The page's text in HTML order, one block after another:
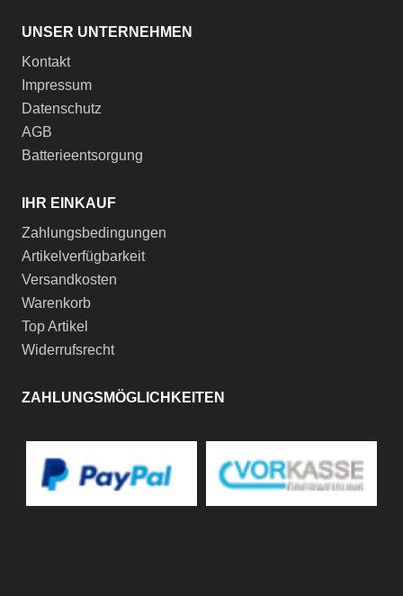
UNSER UNTERNEHMEN
Kontakt
Impressum
Datenschutz
AGB
Batterieentsorgung
IHR EINKAUF
Zahlungsbedingungen
Artikelverfügbarkeit
Versandkosten
Warenkorb
Top Artikel
Widerrufsrecht
ZAHLUNGSMÖGLICHKEITEN